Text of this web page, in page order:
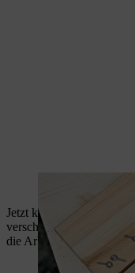
Durch die eingebaute
Jetzt können Sie die
verschrauben. Mit
die Arbeit schnell voran.